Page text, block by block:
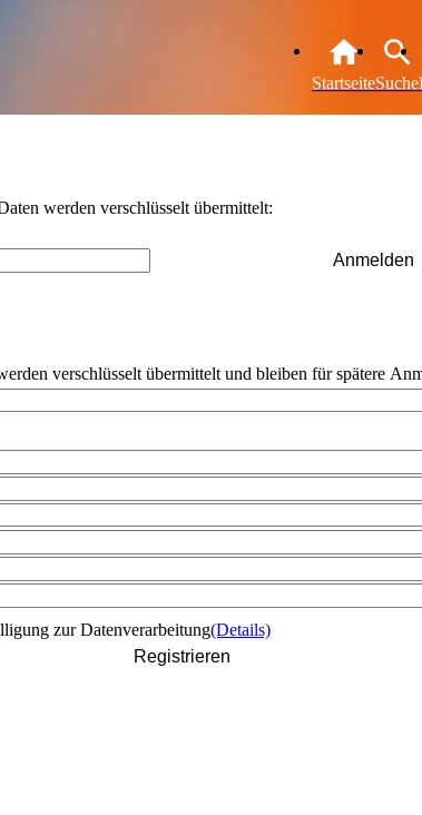
StartseiteSuche
werden verschlüsselt übermittelt:
Anmelden
verschlüsselt übermittelt und bleiben für spätere
zur Datenverarbeitung(Details)
Registrieren